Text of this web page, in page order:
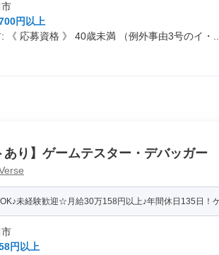
円以上
《 応募資格 》 40歳未満 （例外事由3号のイ・...
あり】ゲームテスター・デバッガー
未経験歓迎☆月給30万158円以上♪年間休日135日！
円以上